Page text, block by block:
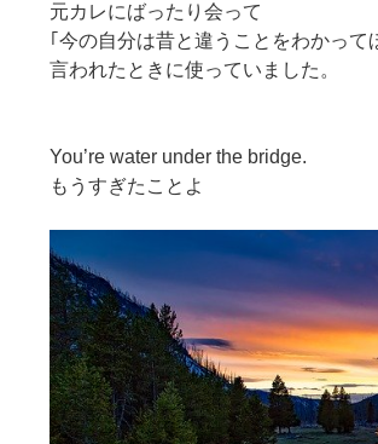
元カレにばったり会って
｢今の自分は昔と違うことをわかって
言われたときに使っていました。
You’re water under the bridge.
もうすぎたことよ